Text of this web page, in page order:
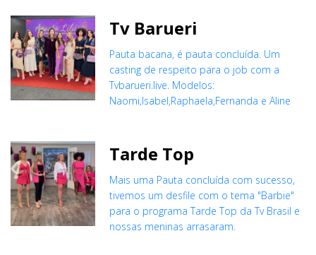
Tv Barueri
Pauta bacana, é pauta concluída. Um
casting de respeito para o job com a
Tvbarueri.live. Modelos:
Naomi,Isabel,Raphaela,Fernanda e Aline
Tarde Top
Mais uma Pauta concluída com sucesso,
tivemos um desfile com o tema "Barbie"
para o programa Tarde Top da Tv Brasil e
nossas meninas arrasaram.